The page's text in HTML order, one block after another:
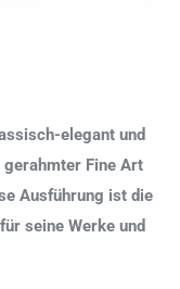
elegant und
gerahmter Fine Art
Ausführung ist die
seine Werke und